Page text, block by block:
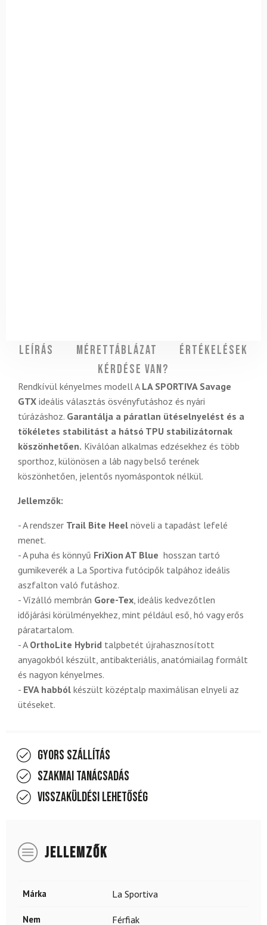
Leírás Mérettáblázat
Értékelések
Kérdése van?
Rendkívül kényelmes modell A LA SPORTIVA Savage
GTX ideális választás ösvényfutáshoz és nyári
túrázáshoz. Garantálja a páratlan ütéselnyelést és a
tökéletes stabilitást a hátsó TPU stabilizátornak
köszönhetően. Kiválóan alkalmas edzésekhez és több
sporthoz, különösen a láb nagy belső terének
köszönhetően, jelentős nyomáspontok nélkül.
Jellemzők:
- A rendszer Trail Bite Heel növeli a tapadást lefelé
menet.
- A puha és könnyű FriXion AT Blue hosszan tartó
gumikeverék a La Sportiva futócipők talpához ideális
aszfalton való futáshoz.
- Vízálló membrán Gore-Tex , ideális kedvezőtlen
időjárási körülményekhez, mint például eső, hó vagy erős
páratartalom.
- A OrthoLite Hybrid talpbetét újrahasznosított
anyagokból készült, antibakteriális, anatómiailag formált
és nagyon kényelmes.
- EVA habból készült középtalp maximálisan elnyeli az
ütéseket.
Gyors szállítás
Szakmai tanácsadás
Visszaküldési lehetőség
JELLEMZŐK
Márka La Sportiva
Nem Férfiak